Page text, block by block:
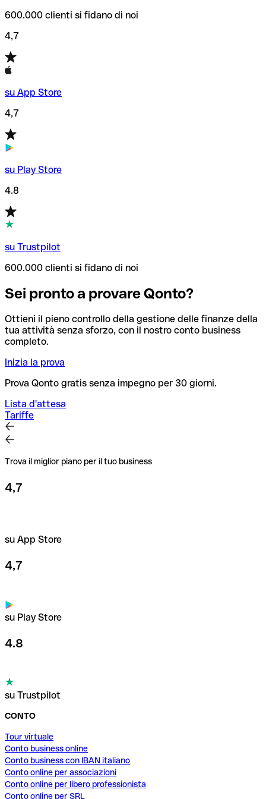
600.000 clienti si fidano di noi
4,7
su App Store
4,7
su Play Store
4.8
su Trustpilot
600.000 clienti si fidano di noi
Sei pronto a provare Qonto?
Ottieni il pieno controllo della gestione delle finanze della
tua attività senza sforzo, con il nostro conto business
completo.
Inizia la prova
Prova Qonto gratis senza impegno per 30 giorni.
Lista d'attesa
Tariffe
Trova il miglior piano per il tuo business
4,7
su App Store
4,7
su Play Store
4.8
su Trustpilot
CONTO
Tour virtuale
Conto business online
Conto business con IBAN italiano
Conto online per associazioni
Conto online per libero professionista
Conto online per SRL